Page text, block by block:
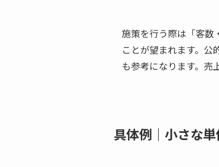
施策を行う際は「客数
ことが望まれます。公
も参考になります。売
具体例｜小さな